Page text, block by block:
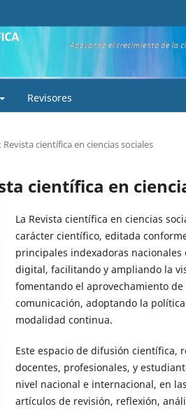
Revisores
Revista científica en ciencias sociales
científica en
La Revista científica en ciencias
carácter científico, editada
principales indexadoras
digital, facilitando y ampliando la
fomentando el aprovechamiento
comunicación, adoptando la
modalidad continua.
Este espacio de difusión científica,
docentes, profesionales, y
nivel nacional e internacional, en
artículos de revisión, reflexión,